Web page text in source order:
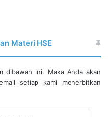
Materi HSE
dibawah ini. Maka Anda akan
setiap kami menerbitkan